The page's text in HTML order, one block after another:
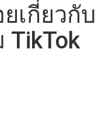
เกี่ยวกับ
TikTok